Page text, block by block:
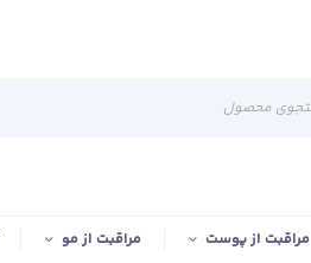
مراقبت از پوست مراقبت از مو